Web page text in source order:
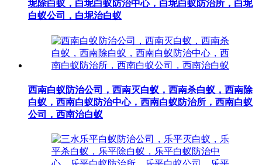
坭除白蚁，白坭白蚁防治中心，白坭白蚁防治所，白坭
白蚁公司，白坭治白蚁
西南白蚁防治公司，西南灭白蚁，西南杀白蚁，西南除
白蚁，西南白蚁防治中心，西南白蚁防治所，西南白蚁
公司，西南治白蚁